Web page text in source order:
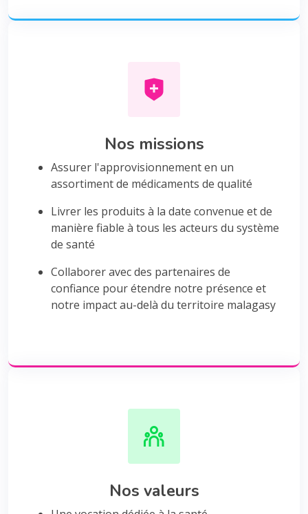
Nos missions
Assurer l'approvisionnement en un
assortiment de médicaments de qualité
Livrer les produits à la date convenue et de
manière fiable à tous les acteurs du système
de santé
Collaborer avec des partenaires de
confiance pour étendre notre présence et
notre impact au-delà du territoire malagasy
Nos valeurs